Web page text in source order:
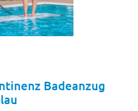
Badeanzug